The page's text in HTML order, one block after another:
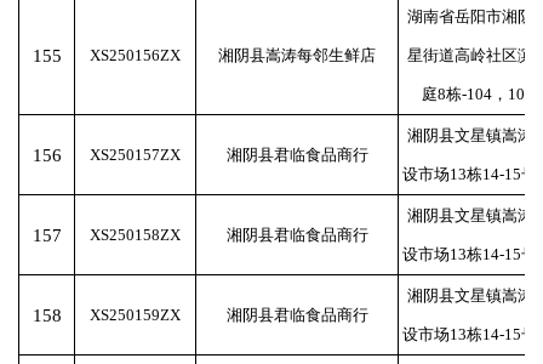
155 XS250156ZX 湘阴县嵩涛每邻生鲜店
湖南省岳阳市湘阴
星街道高岭社区滨
庭8栋-104，105
156 XS250157ZX 湘阴县君临食品商行
湘阴县文星镇嵩涛
设市场13栋14-15号
157 XS250158ZX 湘阴县君临食品商行
湘阴县文星镇嵩涛
设市场13栋14-15号
158 XS250159ZX 湘阴县君临食品商行
湘阴县文星镇嵩涛
设市场13栋14-15号